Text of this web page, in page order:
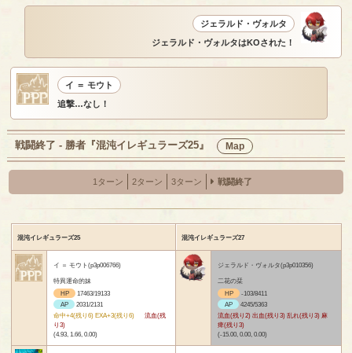
ジェラルド・ヴォルタ
ジェラルド・ヴォルタはKOされた！
イ ＝ モウト
追撃…なし！
戦闘終了 - 勝者『混沌イレギュラーズ25』 Map
1ターン 2ターン 3ターン 戦闘終了
混沌イレギュラーズ25 混沌イレギュラーズ27
イ ＝ モウト(p3p006766)
特異運命的妹
HP
17463/19133
AP
2031/2131
命中+4(残り6) EXA+3(残り6)
流血(残
り3)
(4.93, 1.66, 0.00)
ジェラルド・ヴォルタ(p3p010356)
二花の栞
HP
-103/8411
AP
4245/5363
流血(残り2) 出血(残り3) 乱れ(残り3) 麻
痺(残り3)
(-15.00, 0.00, 0.00)